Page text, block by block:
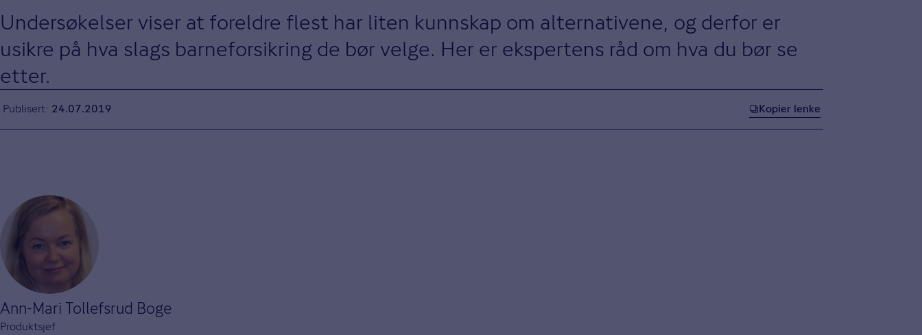
Undersøkelser viser at foreldre flest har liten kunnskap om alternativene, og derfor er
usikre på hva slags barneforsikring de bør velge. Her er ekspertens råd om hva du bør se
etter.
Publisert 24.07.2019 Kopier lenke
Ann-Mari Tollefsrud Boge
Produktsjef